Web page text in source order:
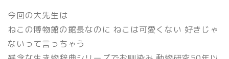
今回の大先生は
ねこの博物館の館長なのに ねこは可愛くない 好きじゃ
ないって言っちゃう